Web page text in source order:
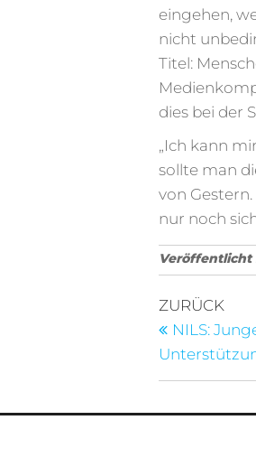
eingehen,
nicht
Titel:
dies bei der
„Ich kann
sollte man
von
nur noch
Veröffentlicht
Vorheriger
Beitrag
ZURÜCK
NILS: